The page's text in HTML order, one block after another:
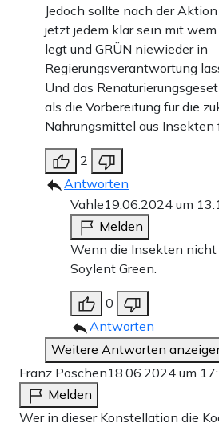
Jedoch sollte nach der
jetzt jedem klar sein mit
legt und GRÜN niewieder in
Regierungsverantwortung
Und das
als die Vorbereitung für die
Nahrungsmittel aus Insekten
2
Antworten
Vahle19.06.2024 um
Melden
Wenn die Insekten nicht
Soylent Green.
0
Antworten
Weitere Antworten
Franz Poschen18.06.2024 um
Melden
Wer in dieser Konstellation die